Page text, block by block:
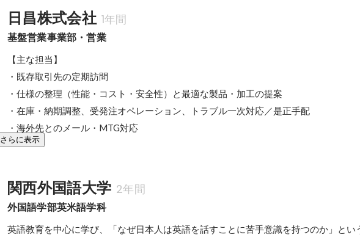
日昌株式会社 1年間
基盤営業事業部・営業
【主な担当】
・既存取引先の定期訪問
・仕様の整理（性能・コスト・安全性）と最適な製品・加工の提案
・在庫・納期調整、受発注オペレーション、トラブル一次対応／是正手配
・海外先とのメール・MTG対応
さらに表示
関西外国語大学 2年間
外国語学部英米語学科
英語教育を中心に学び、「なぜ日本人は英語を話すことに苦手意識を持つのか」とい